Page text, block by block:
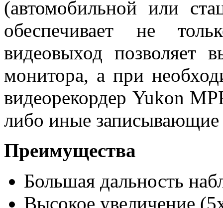
(автомобильной или
обеспечивает не
видеовыход позволяет
монитора, а при
видеорекордер Yukon
либо иные записывающие
Преимущества
Большая дальность
Высокое увеличение